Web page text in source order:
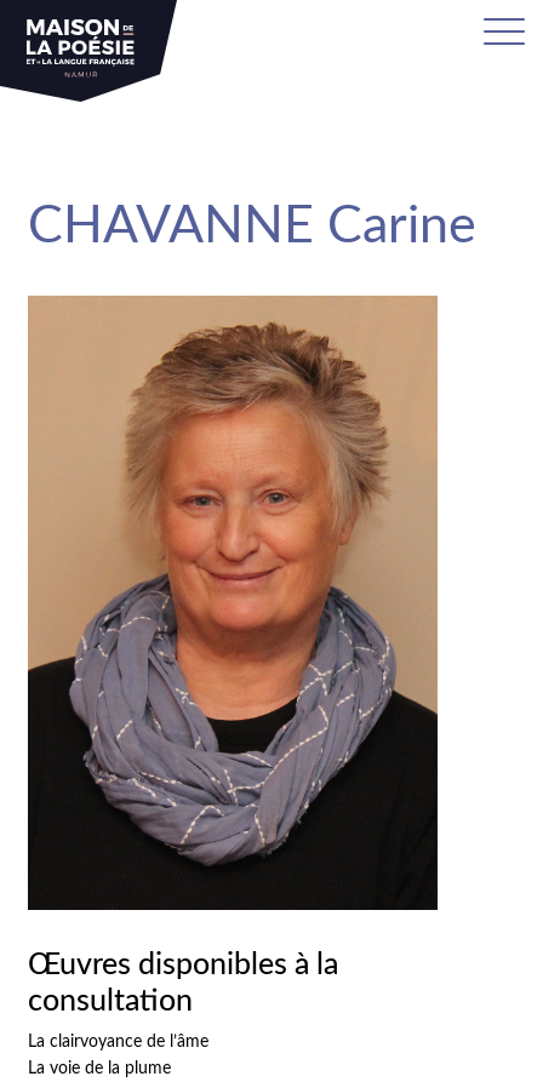
CHAVANNE Carine
Œuvres disponibles à la
consultation
La clairvoyance de l’âme
La voie de la plume